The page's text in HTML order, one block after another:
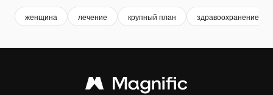
женщина лечение крупный план здравоохранение